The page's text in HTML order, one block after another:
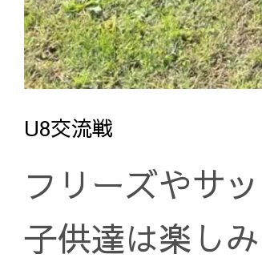
U8交流戦
フリーズやサ
子供達は楽し